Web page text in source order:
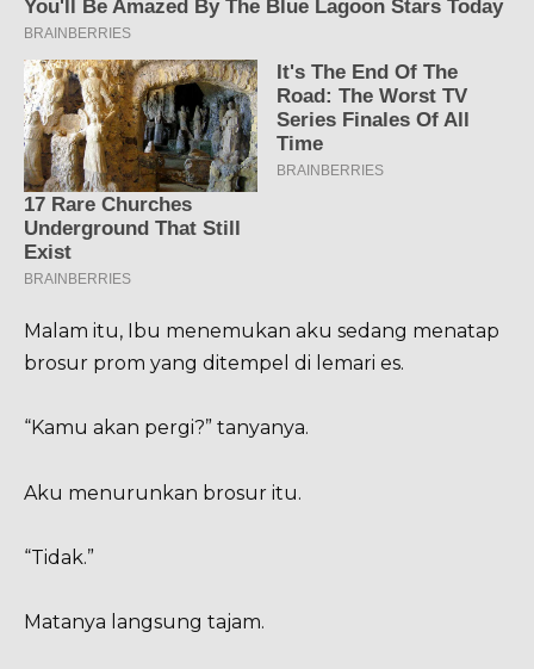
Malam itu, Ibu menemukan aku sedang menatap
brosur prom yang ditempel di lemari es.
“Kamu akan pergi?” tanyanya.
Aku menurunkan brosur itu.
“Tidak.”
Matanya langsung tajam.